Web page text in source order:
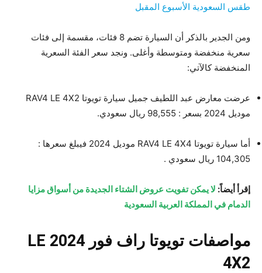
طقس السعودية الأسبوع المقبل
ومن الجدير بالذكر أن السيارة تضم 8 فئات، مقسمة إلى فئات
سعرية منخفضة ومتوسطة وأغلى. ونجد سعر الفئة السعرية
المنخفضة كالآتي:
عرضت معارض عبد اللطيف جميل سيارة تويوتا RAV4 LE 4X2
موديل 2024 بسعر : 98,555 ريال سعودي.
أما سيارة تويوتا RAV4 LE 4X4 موديل 2024 فيبلغ سعرها :
104,305 ريال سعودي .
إقرأ أيضاً: لا يمكن تفويت عروض الشتاء الجديدة من أسواق مزايا
الدمام في المملكة العربية السعودية
مواصفات تويوتا راف فور 2024 LE
4X2